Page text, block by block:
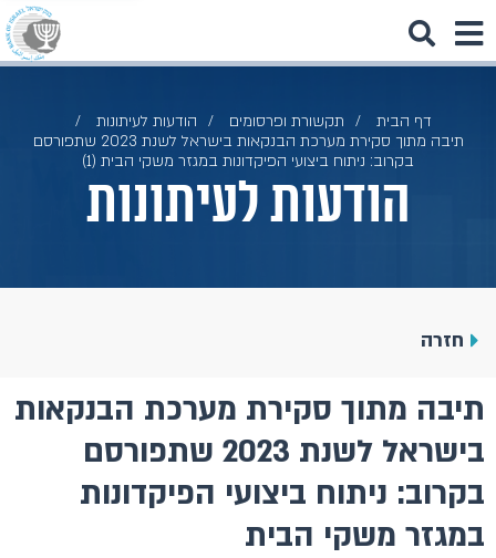
דף הבית תקשורת ופרסומים
הודעות לעיתונות
תיבה מתוך סקירת מערכת הבנקאות בישראל לשנת 2023 שתפורסם
בקרוב: ניתוח ביצועי הפיקדונות במגזר משקי הבית (1)
הודעות לעיתונות
חזרה
תיבה מתוך סקירת מערכת הבנקאות
בישראל לשנת 2023 שתפורסם
בקרוב: ניתוח ביצועי הפיקדונות
במגזר משקי הבית